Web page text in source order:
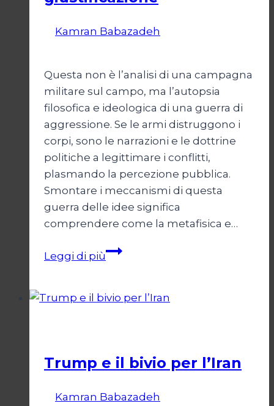
Kamran Babazadeh
Questa non è l’analisi di una campagna
militare sul campo, ma l’autopsia
filosofica e ideologica di una guerra di
aggressione. Se le armi distruggono i
corpi, sono le narrazioni e le dottrine
politiche a legittimare i conflitti,
plasmando la percezione pubblica.
Smontare i meccanismi di questa
guerra delle idee significa
comprendere come la metafisica e…
Leggi di piùAutopsia
Conflitto:
Trump e il bivio per l’Iran
Kamran Babazadeh